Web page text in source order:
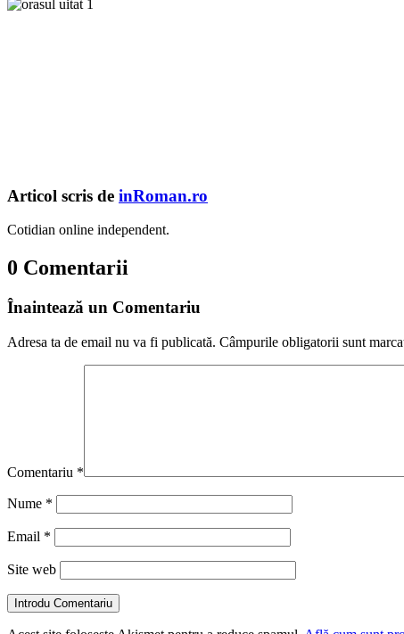
Articol scris de inRoman.ro
Cotidian online independent.
0 Comentarii
Înaintează un Comentariu
Adresa ta de email nu va fi publicată. Câmpurile obligatorii sunt
Comentariu *
Nume *
Email *
Site web
Introdu Comentariu